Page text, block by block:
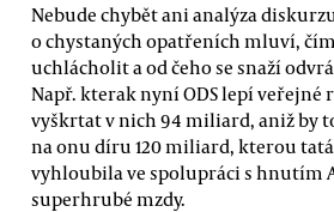
Nebude chybět ani analýza
o chystaných opatřeních mluví, čím
uchlácholit a od čeho se snaží
Např. kterak nyní ODS lepí veřejné
vyškrtat v nich 94 miliard, aniž by
na onu díru 120 miliard, kterou
vyhloubila ve spolupráci s hnutím
superhrubé mzdy.